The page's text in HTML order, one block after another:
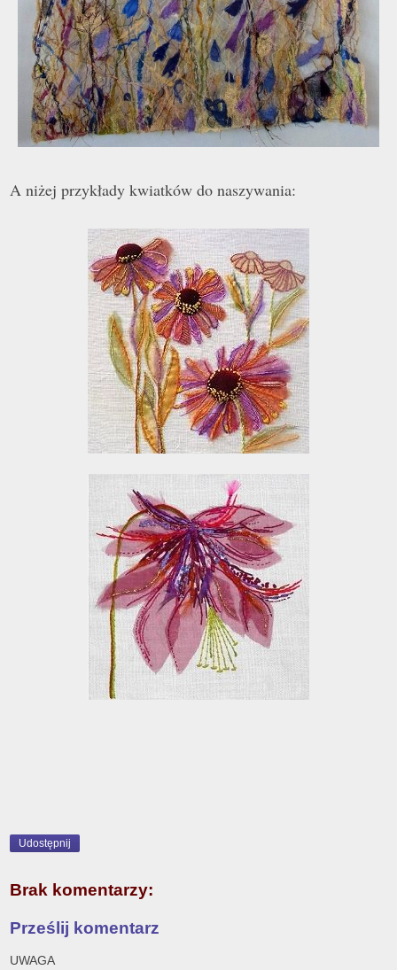
A niżej przykłady kwiatków do naszywania:
Udostępnij
Brak komentarzy:
Prześlij komentarz
UWAGA